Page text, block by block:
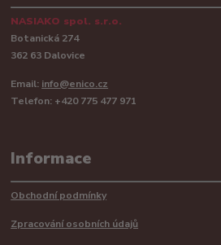
NASIAKO spol. s.r.o.
Botanická 274
362 63 Dalovice
Email: info@enico.cz
Telefon: +420 775 477 971
Informace
Obchodní podmínky
Zpracování osobních údajů